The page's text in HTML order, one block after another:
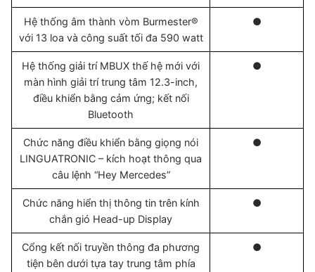
Hệ thống âm thành vòm Burmester®
với 13 loa và công suất tối đa 590 watt
●
Hệ thống giải trí MBUX thế hệ mới với
màn hình giải trí trung tâm 12.3-inch,
điều khiển bằng cảm ứng; kết nối
Bluetooth
●
Chức năng điều khiển bằng giọng nói
LINGUATRONIC – kích hoạt thông qua
câu lệnh “Hey Mercedes”
●
Chức năng hiển thị thông tin trên kính
chắn gió Head-up Display
●
Cổng kết nối truyền thông đa phương
tiện bên dưới tựa tay trung tâm phía
●